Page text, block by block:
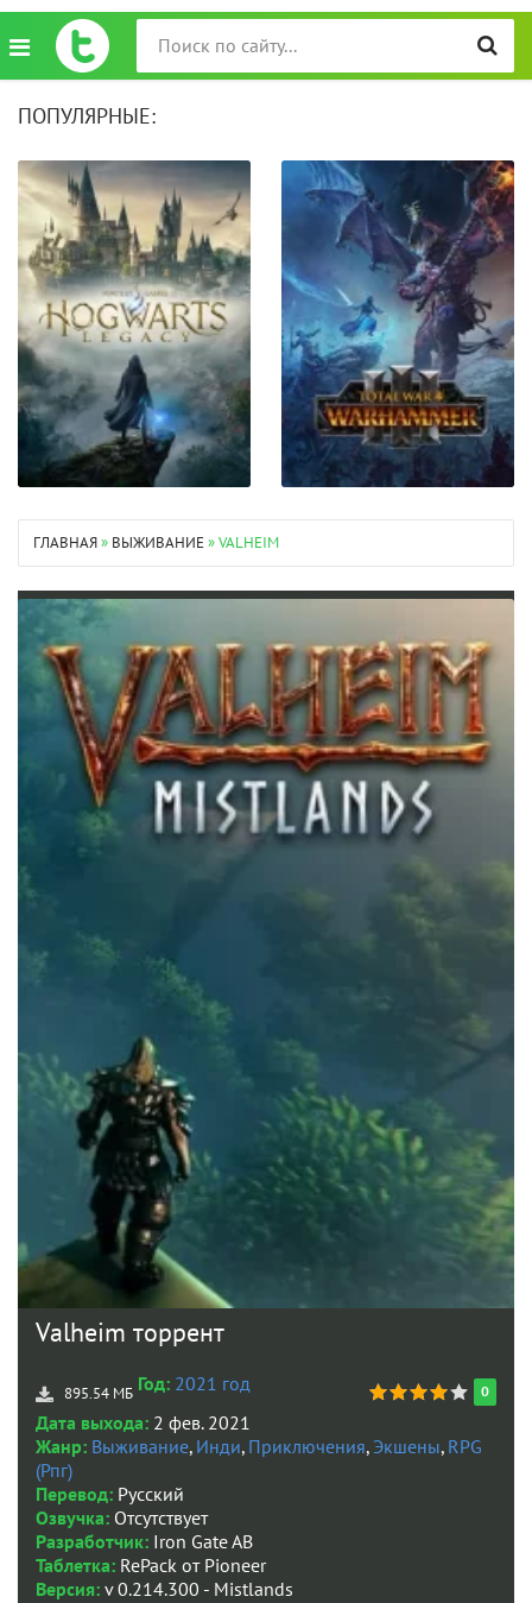
ПОПУЛЯРНЫЕ:
ГЛАВНАЯ» ВЫЖИВАНИЕ» VALHEIM
Valheim торрент
0
895.54 МБ Год: 2021 год
Дата выхода: 2 фев. 2021
Жанр: Выживание, Инди, Приключения, Экшены, RPG
(Рпг)
Перевод: Русский
Озвучка: Отсутствует
Разработчик: Iron Gate AB
Таблетка: RePack от Pioneer
Версия: v 0.214.300 - Mistlands